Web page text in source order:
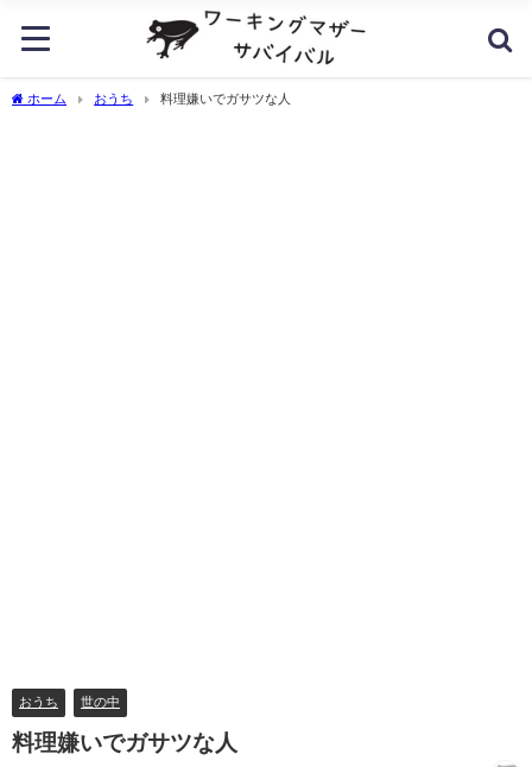
ホーム おうち 料理嫌いでガサツな人
おうち 世の中
料理嫌いでガサツな人